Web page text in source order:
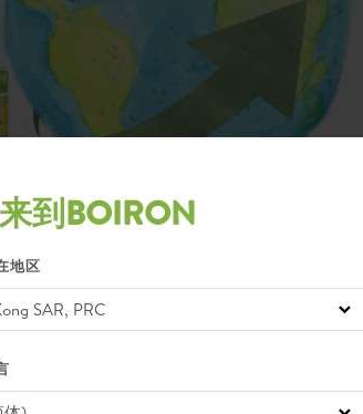
到BOIRON
地区
意味着顺势医学是世界上最普遍最北广泛接受的”
顺势产品占世界药品市场的比例不超过0.2％至
http://www.who.int/bulletin/archives/77(2)160.pdf [2]世界卫生